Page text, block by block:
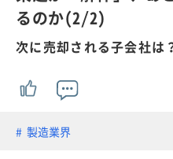
るのか(2/2)
次に売却される子会社は
製造業界